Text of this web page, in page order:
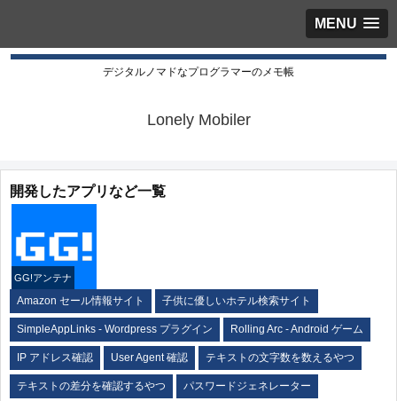
MENU
デジタルノマドなプログラマーのメモ帳
Lonely Mobiler
開発したアプリなど一覧
GG!アンテナ
Amazon セール情報サイト 子供に優しいホテル検索サイト
SimpleAppLinks - Wordpress プラグイン Rolling Arc - Android ゲーム
IP アドレス確認 User Agent 確認 テキストの文字数を数えるやつ
テキストの差分を確認するやつ パスワードジェネレーター